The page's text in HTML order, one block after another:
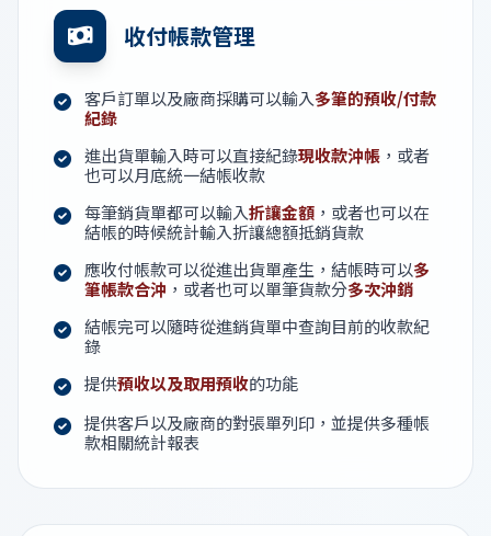
收付帳款管理
客戶訂單以及廠商採購可以輸入多筆的預收/付款
紀錄
進出貨單輸入時可以直接紀錄現收款沖帳 ，或者
也可以月底統一結帳收款
每筆銷貨單都可以輸入折讓金額 ，或者也可以在
結帳的時候統計輸入折讓總額抵銷貨款
應收付帳款可以從進出貨單產生，結帳時可以多
筆帳款合沖 ，或者也可以單筆貨款分多次沖銷
結帳完可以隨時從進銷貨單中查詢目前的收款紀
錄
提供預收以及取用預收的功能
提供客戶以及廠商的對張單列印，並提供多種帳
款相關統計報表